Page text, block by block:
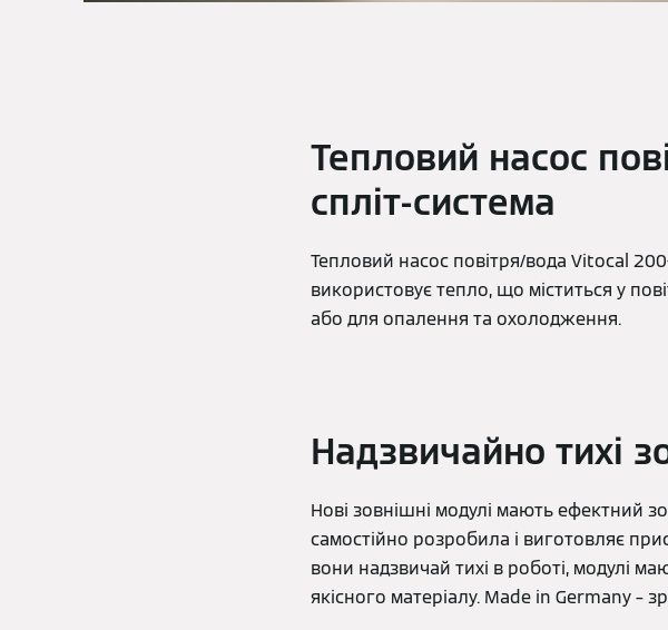
Тепловий насос
спліт-система
Тепловий насос повітря/вода Vitocal
використовує тепло, що міститься у
або для опалення та охолодження.
Надзвичайно тихі
Нові зовнішні модулі мають ефектний
самостійно розробила і виготовляє
вони надзвичай тихі в роботі, модулі
якісного матеріалу. Made in Germany –